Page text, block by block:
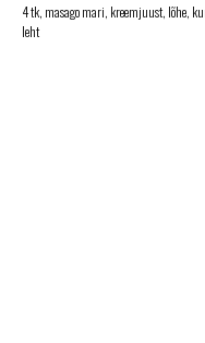
4 tk, masago mari, kreemjuust, lõhe,
leht